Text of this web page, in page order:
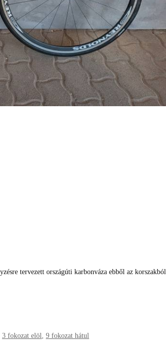
tervezett országúti karbonváza ebből az korszakból.
3 fokozat elöl 9 fokozat hátul